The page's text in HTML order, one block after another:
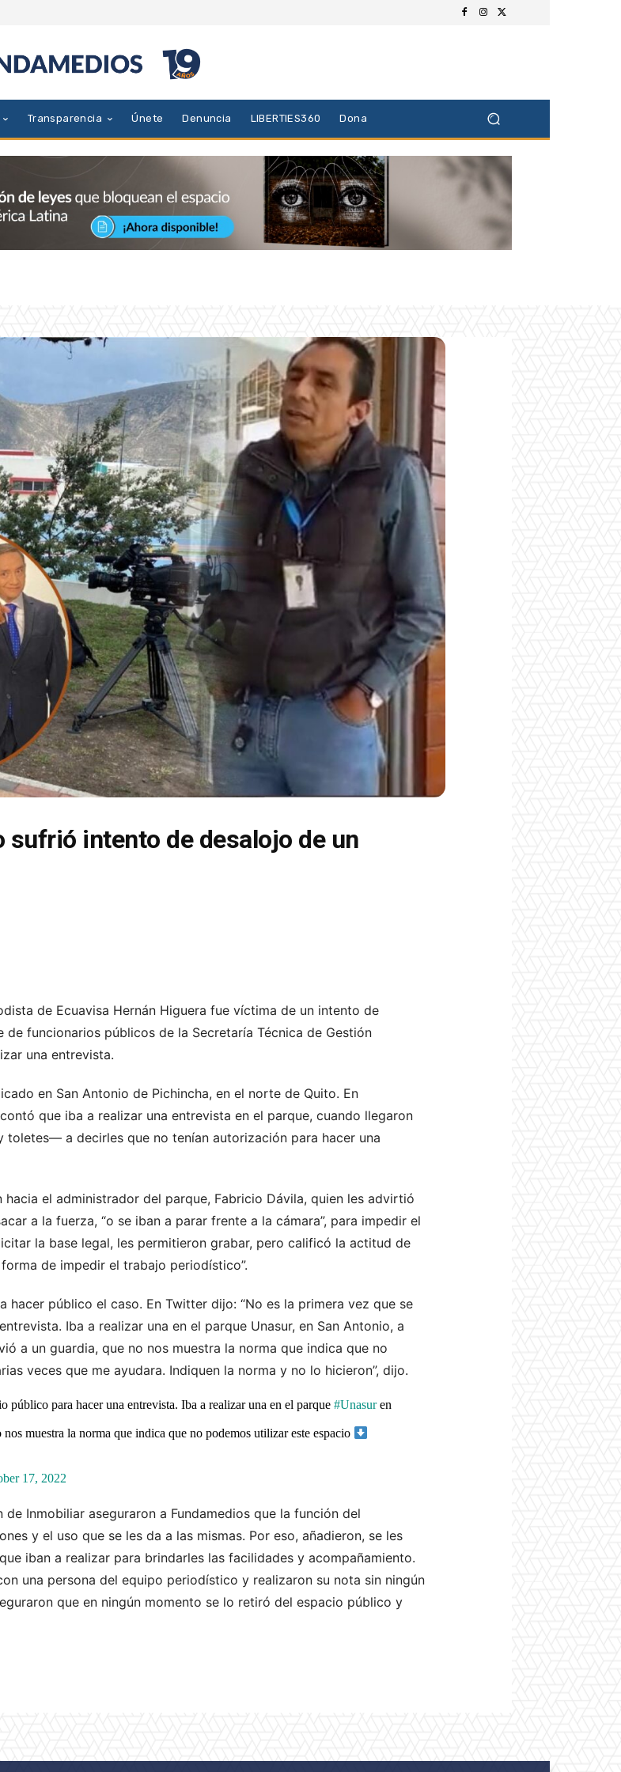
Transparencia Únete Denuncia LIBERTIES360 Dona
intento de desalojo de un
de Ecuavisa Hernán Higuera fue víctima de un intento de
funcionarios públicos de la Secretaría Técnica de Gestión
una entrevista.
en San Antonio de Pichincha, en el norte de Quito. En
que iba a realizar una entrevista en el parque, cuando llegaron
a decirles que no tenían autorización para hacer una
el administrador del parque, Fabricio Dávila, quien les advirtió
a la fuerza, “o se iban a parar frente a la cámara”, para impedir el
la base legal, les permitieron grabar, pero calificó la actitud de
de impedir el trabajo periodístico”.
hacer público el caso. En Twitter dijo: “No es la primera vez que se
Iba a realizar una en el parque Unasur, en San Antonio, a
a un guardia, que no nos muestra la norma que indica que no
veces que me ayudara. Indiquen la norma y no lo hicieron”, dijo.
público para hacer una entrevista. Iba a realizar una en el parque #Unasuren
muestra la norma que indica que no podemos utilizar este espacio
17, 2022
Inmobiliar aseguraron a Fundamedios que la función del
y el uso que se les da a las mismas. Por eso, añadieron, se les
iban a realizar para brindarles las facilidades y acompañamiento.
una persona del equipo periodístico y realizaron su nota sin ningún
que en ningún momento se lo retiró del espacio público y